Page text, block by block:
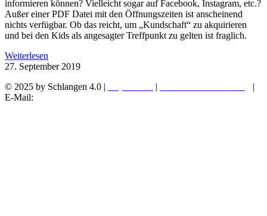
informieren können? Vielleicht sogar auf Facebook, Instagram, etc.?
Außer einer PDF Datei mit den Öffnungszeiten ist anscheinend
nichts verfügbar. Ob das reicht, um „Kundschaft“ zu akquirieren
und bei den Kids als angesagter Treffpunkt zu gelten ist fraglich.
Weiterlesen
27. September 2019
© 2025 by Schlangen 4.0 |
|
|
E-Mail: